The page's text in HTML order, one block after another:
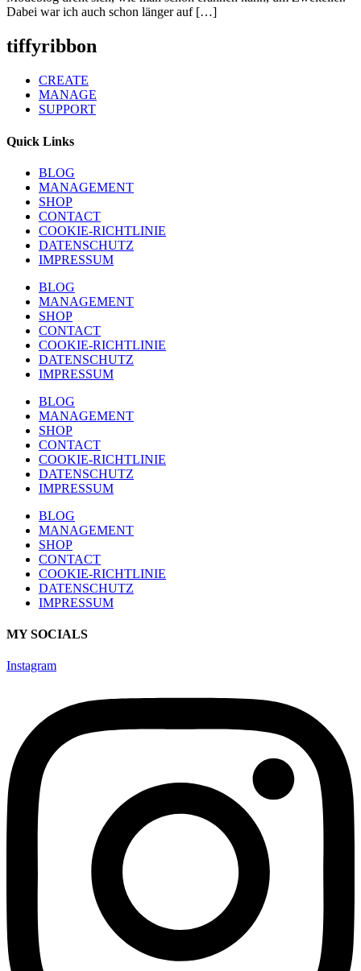
Dabei war ich auch schon länger auf […]
tiffyribbon
CREATE
MANAGE
SUPPORT
Quick Links
BLOG
MANAGEMENT
SHOP
CONTACT
COOKIE-RICHTLINIE
DATENSCHUTZ
IMPRESSUM
BLOG
MANAGEMENT
SHOP
CONTACT
COOKIE-RICHTLINIE
DATENSCHUTZ
IMPRESSUM
BLOG
MANAGEMENT
SHOP
CONTACT
COOKIE-RICHTLINIE
DATENSCHUTZ
IMPRESSUM
BLOG
MANAGEMENT
SHOP
CONTACT
COOKIE-RICHTLINIE
DATENSCHUTZ
IMPRESSUM
MY SOCIALS
Instagram